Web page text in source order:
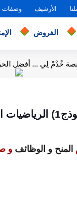
الأرشيف وصفات
الفروض
خْدْمْ لِي ... أفضل
الثانية
المنح و الوظائف و